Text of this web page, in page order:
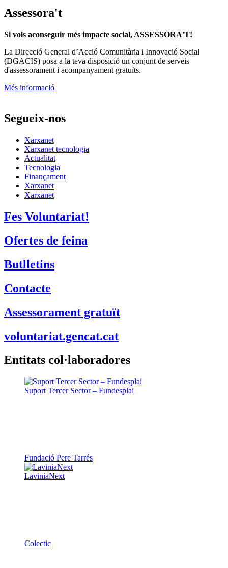
Assessora't
Si vols aconseguir més impacte social, ASSESSORA'T!
La Direcció General d’Acció Comunitària i Innovació Social
(DGACIS) posa a la teva disposició un conjunt de serveis
d'assessorament i acompanyament gratuïts.
Més informació
Segueix-nos
Xarxanet
Xarxanet tecnologia
Actualitat
Tecnologia
Finançament
Xarxanet
Xarxanet
Fes Voluntariat!
Ofertes de feina
Butlletins
Contacte
Assessorament gratuït
voluntariat.gencat.cat
Entitats col·laboradores
Suport Tercer Sector – Fundesplai
Fundació Pere Tarrés
LaviniaNext
Colectic